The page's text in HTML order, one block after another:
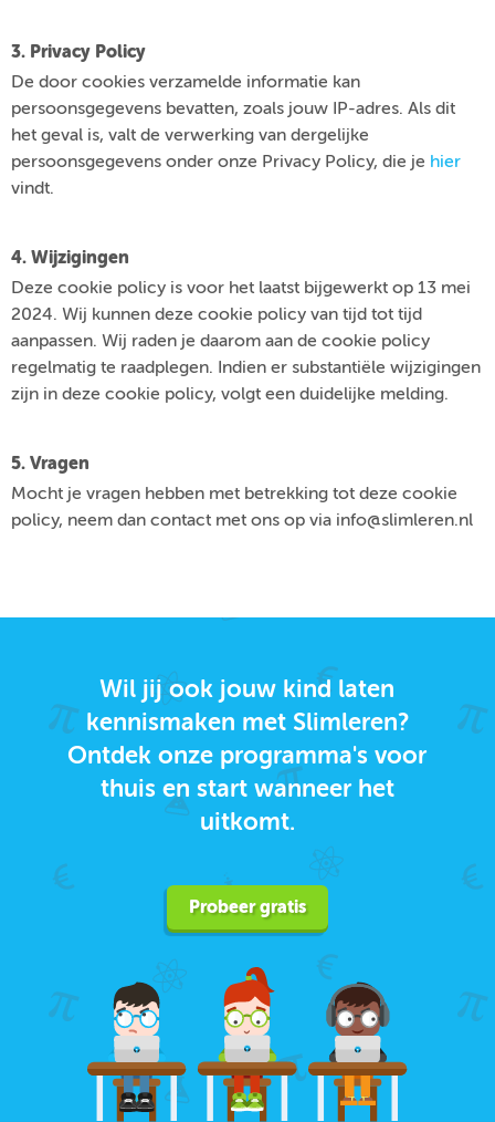
3. Privacy Policy
De door cookies verzamelde informatie kan
persoonsgegevens bevatten, zoals jouw IP-adres. Als dit
het geval is, valt de verwerking van dergelijke
persoonsgegevens onder onze Privacy Policy, die je hier
vindt.
4. Wijzigingen
Deze cookie policy is voor het laatst bijgewerkt op 13 mei
2024. Wij kunnen deze cookie policy van tijd tot tijd
aanpassen. Wij raden je daarom aan de cookie policy
regelmatig te raadplegen. Indien er substantiële wijzigingen
zijn in deze cookie policy, volgt een duidelijke melding.
5. Vragen
Mocht je vragen hebben met betrekking tot deze cookie
policy, neem dan contact met ons op via info@slimleren.nl
Wil jij ook jouw kind laten
kennismaken met Slimleren?
Ontdek onze programma's voor
thuis en start wanneer het
uitkomt.
Probeer gratis